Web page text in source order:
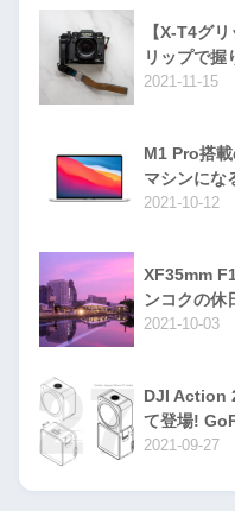
【X-T4グ
リップで握
2021-11-15
M1 Pro搭
マシンにな
2021-10-12
XF35mm
ンコクの休
2021-10-03
DJI Action
て登場!
2021-09-27